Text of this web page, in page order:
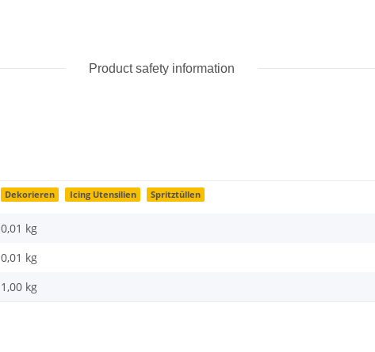
Product safety information
Dekorieren Icing Utensilien Spritztüllen
0,01 kg
0,01 kg
1,00 kg